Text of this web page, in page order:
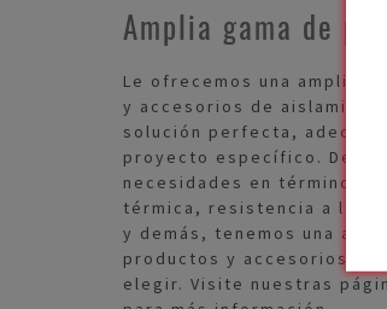
Amplia gama de
Le ofrecemos una amplia
y accesorios de
solución perfecta,
proyecto específico.
necesidades en términos
térmica, resistencia a la
y demás, tenemos una
productos y accesorios de
elegir. Visite nuestras